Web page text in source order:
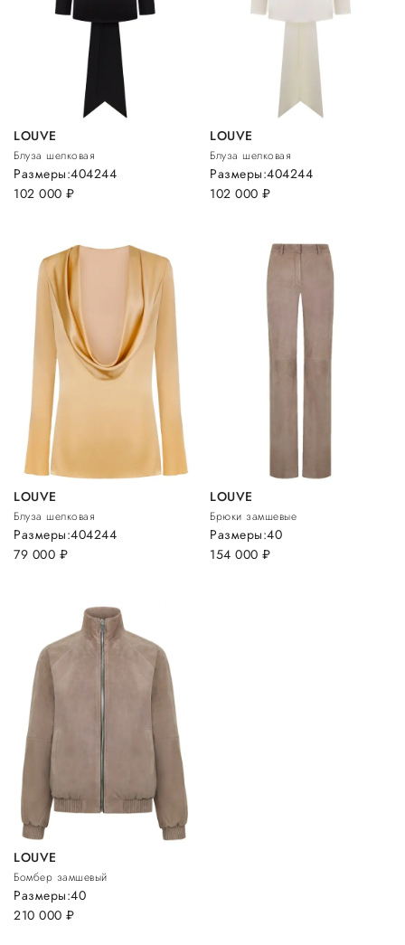
LOUVE
Блуза шелковая
102 000 руб.
Размеры:404244
LOUVE
Блуза шелковая
102 000руб.
Размеры:404244
LOUVE
Блуза шелковая
79 000 руб.
Размеры:404244
LOUVE
Брюки замшевые
154 000руб.
Размеры:40
LOUVE
Бомбер замшевый
210 000 руб.
Размеры:40